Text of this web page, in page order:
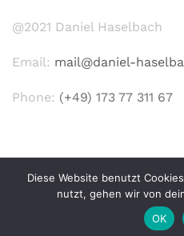
@2021 Daniel Haselbach
Email: mail@daniel-
Phone: (+49) 173 77 311 67
STOLZ PRÄSENTIERT VON
Diese Website benutzt
nutzt, gehen wir von
OK